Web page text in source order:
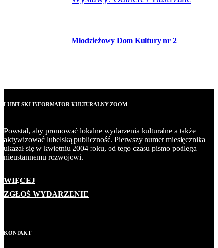
Młodzieżowy Dom Kultury nr 2
LUBELSKI INFORMATOR KULTURALNY ZOOM
Powstał, aby promować lokalne wydarzenia kulturalne a także
aktywizować lubelską publiczność. Pierwszy numer miesięcznika
ukazał się w kwietniu 2004 roku, od tego czasu pismo podlega
nieustannemu rozwojowi.
WIĘCEJ
ZGŁOŚ WYDARZENIE
KONTAKT